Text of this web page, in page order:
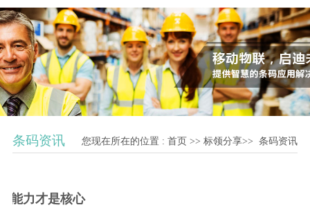
条码资讯 您现在所在的位置 :首页 >>标领分享>>条码资讯
能力才是核心